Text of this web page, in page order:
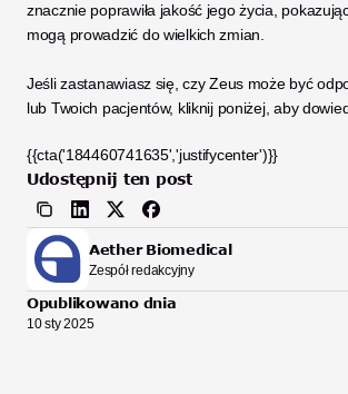
znacznie poprawiła jakość jego życia,
mogą prowadzić do wielkich zmian.
Jeśli zastanawiasz się, czy Zeus może być
lub Twoich pacjentów, kliknij poniżej, aby
{{cta('184460741635','justifycenter')}}
Udostępnij ten post
Aether Biomedical
Zespół redakcyjny
Opublikowano dnia
10 sty 2025